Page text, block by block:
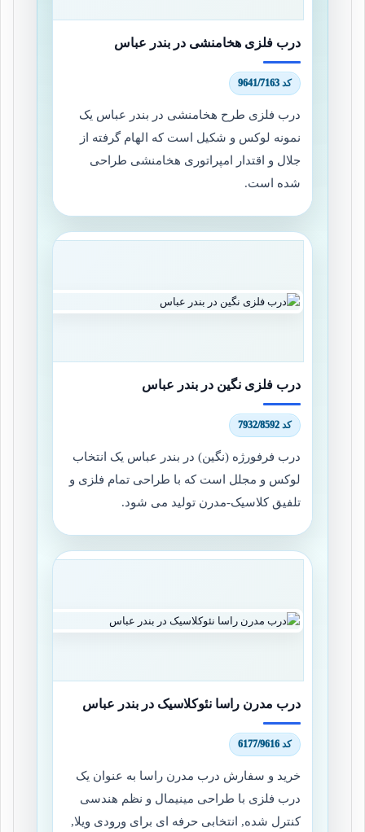
درب فلزی هخامنشی در بندر عباس
کد 9641/7163
درب فلزی طرح هخامنشی در بندر عباس یک
نمونه لوکس و شکیل است که الهام گرفته از
جلال و اقتدار امپراتوری هخامنشی طراحی
شده است.
درب فلزی نگین در بندر عباس
کد 7932/8592
درب فرفورژه (نگین) در بندر عباس یک انتخاب
لوکس و مجلل است که با طراحی تمام فلزی و
تلفیق کلاسیک-مدرن تولید می شود.
درب مدرن راسا نئوکلاسیک در بندر عباس
کد 6177/9616
خرید و سفارش درب مدرن راسا به عنوان یک
درب فلزی با طراحی مینیمال و نظم هندسی
کنترل شده, انتخابی حرفه ای برای ورودی ویلا,